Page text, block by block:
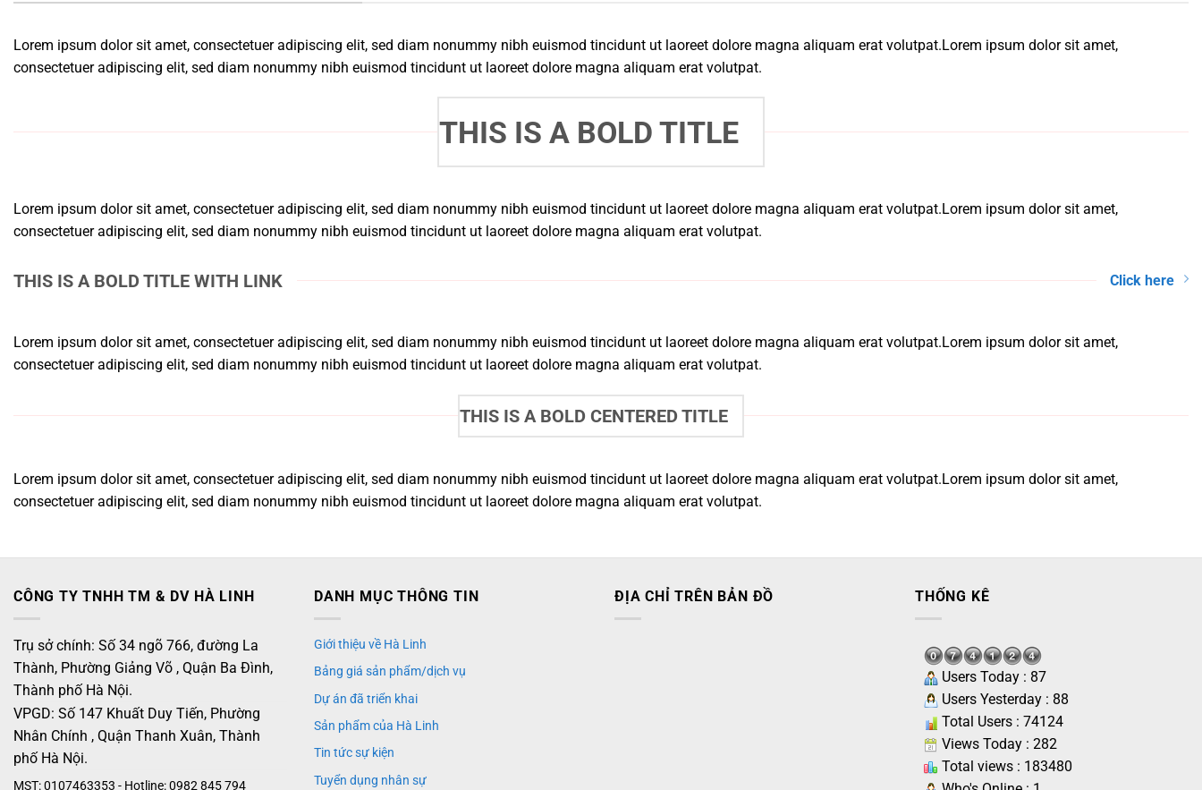
Lorem ipsum dolor sit amet, consectetuer adipiscing elit, sed diam nonummy nibh euismod tincidunt ut laoreet dolore magna aliquam erat volutpat.Lorem ipsum dolor sit amet,
consectetuer adipiscing elit, sed diam nonummy nibh euismod tincidunt ut laoreet dolore magna aliquam erat volutpat.
THIS IS A BOLD TITLE
Lorem ipsum dolor sit amet, consectetuer adipiscing elit, sed diam nonummy nibh euismod tincidunt ut laoreet dolore magna aliquam erat volutpat.Lorem ipsum dolor sit amet,
consectetuer adipiscing elit, sed diam nonummy nibh euismod tincidunt ut laoreet dolore magna aliquam erat volutpat.
THIS IS A BOLD TITLE WITH LINK Click here
Lorem ipsum dolor sit amet, consectetuer adipiscing elit, sed diam nonummy nibh euismod tincidunt ut laoreet dolore magna aliquam erat volutpat.Lorem ipsum dolor sit amet,
consectetuer adipiscing elit, sed diam nonummy nibh euismod tincidunt ut laoreet dolore magna aliquam erat volutpat.
THIS IS A BOLD CENTERED TITLE
Lorem ipsum dolor sit amet, consectetuer adipiscing elit, sed diam nonummy nibh euismod tincidunt ut laoreet dolore magna aliquam erat volutpat.Lorem ipsum dolor sit amet,
consectetuer adipiscing elit, sed diam nonummy nibh euismod tincidunt ut laoreet dolore magna aliquam erat volutpat.
CÔNG TY TNHH TM & DV HÀ LINH
Trụ sở chính: Số 34 ngõ 766, đường La
Thành, Phường Giảng Võ , Quận Ba Đình,
Thành phố Hà Nội.
VPGD: Số 147 Khuất Duy Tiến, Phường
Nhân Chính , Quận Thanh Xuân, Thành
phố Hà Nội.
MST: 0107463353 - Hotline: 0982 845 794
DANH MỤC THÔNG TIN
Giới thiệu về Hà Linh
Bảng giá sản phẩm/dịch vụ
Dự án đã triển khai
Sản phẩm của Hà Linh
Tin tức sự kiện
Tuyển dụng nhân sự
ĐỊA CHỈ TRÊN BẢN ĐỒ THỐNG KÊ
Users Today : 87
Users Yesterday : 88
Total Users : 74124
Views Today : 282
Total views : 183480